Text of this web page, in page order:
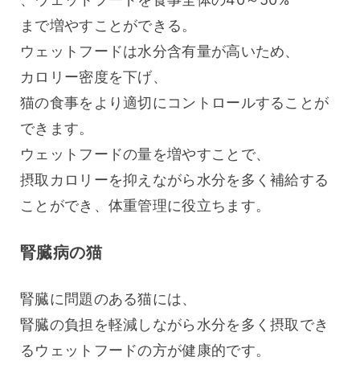
まで増やすことができる。
ウェットフードは水分含有量が高いため、
カロリー密度を下げ、
猫の食事をより適切にコントロールすることが
できます。
ウェットフードの量を増やすことで、
摂取カロリーを抑えながら水分を多く補給する
ことができ、体重管理に役立ちます。
腎臓病の猫
腎臓に問題のある猫には、
腎臓の負担を軽減しながら水分を多く摂取でき
るウェットフードの方が健康的です。